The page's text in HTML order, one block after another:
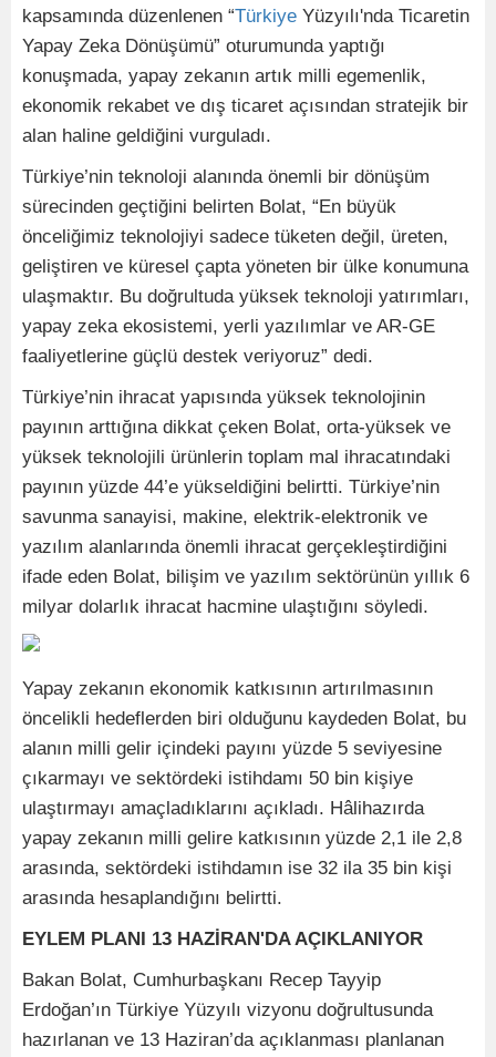
kapsamında düzenlenen “Türkiye Yüzyılı'nda Ticaretin
Yapay Zeka Dönüşümü” oturumunda yaptığı
konuşmada, yapay zekanın artık milli egemenlik,
ekonomik rekabet ve dış ticaret açısından stratejik bir
alan haline geldiğini vurguladı.
Türkiye’nin teknoloji alanında önemli bir dönüşüm
sürecinden geçtiğini belirten Bolat, “En büyük
önceliğimiz teknolojiyi sadece tüketen değil, üreten,
geliştiren ve küresel çapta yöneten bir ülke konumuna
ulaşmaktır. Bu doğrultuda yüksek teknoloji yatırımları,
yapay zeka ekosistemi, yerli yazılımlar ve AR-GE
faaliyetlerine güçlü destek veriyoruz” dedi.
Türkiye’nin ihracat yapısında yüksek teknolojinin
payının arttığına dikkat çeken Bolat, orta-yüksek ve
yüksek teknolojili ürünlerin toplam mal ihracatındaki
payının yüzde 44’e yükseldiğini belirtti. Türkiye’nin
savunma sanayisi, makine, elektrik-elektronik ve
yazılım alanlarında önemli ihracat gerçekleştirdiğini
ifade eden Bolat, bilişim ve yazılım sektörünün yıllık 6
milyar dolarlık ihracat hacmine ulaştığını söyledi.
Yapay zekanın ekonomik katkısının artırılmasının
öncelikli hedeflerden biri olduğunu kaydeden Bolat, bu
alanın milli gelir içindeki payını yüzde 5 seviyesine
çıkarmayı ve sektördeki istihdamı 50 bin kişiye
ulaştırmayı amaçladıklarını açıkladı. Hâlihazırda
yapay zekanın milli gelire katkısının yüzde 2,1 ile 2,8
arasında, sektördeki istihdamın ise 32 ila 35 bin kişi
arasında hesaplandığını belirtti.
EYLEM PLANI 13 HAZİRAN'DA AÇIKLANIYOR
Bakan Bolat, Cumhurbaşkanı Recep Tayyip
Erdoğan’ın Türkiye Yüzyılı vizyonu doğrultusunda
hazırlanan ve 13 Haziran’da açıklanması planlanan